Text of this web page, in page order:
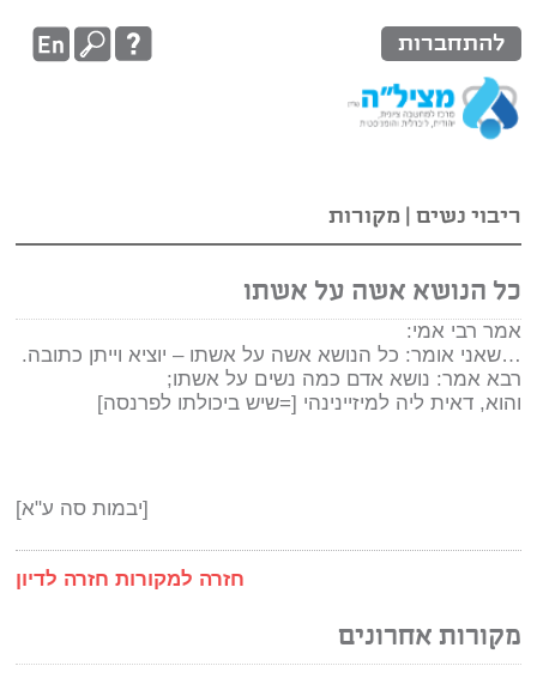
להתחברות
ריבוי נשים | מקורות
כל הנושא אשה על אשתו
אמר רבי אמי:
…שאני אומר: כל הנושא אשה על אשתו – יוציא וייתן כתובה.
רבא אמר: נושא אדם כמה נשים על אשתו;
והוא, דאית ליה למיזיינינהי [=שיש ביכולתו לפרנסה]
[יבמות סה ע"א]
חזרה למקורות חזרה לדיון
מקורות אחרונים